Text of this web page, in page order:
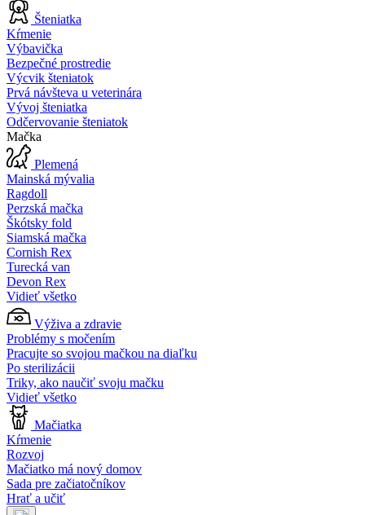
Šteniatka
Kŕmenie
Výbavička
Bezpečné prostredie
Výcvik šteniatok
Prvá návšteva u veterinára
Vývoj šteniatka
Odčervovanie šteniatok
Mačka
Plemená
Mainská mývalia
Ragdoll
Perzská mačka
Škótsky fold
Siamská mačka
Cornish Rex
Turecká van
Devon Rex
Vidieť všetko
Výživa a zdravie
Problémy s močením
Pracujte so svojou mačkou na diaľku
Po sterilizácii
Triky, ako naučiť svoju mačku
Vidieť všetko
Mačiatka
Kŕmenie
Rozvoj
Mačiatko má nový domov
Sada pre začiatočníkov
Hrať a učiť